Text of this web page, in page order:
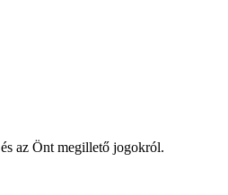
az Önt megillető jogokról.